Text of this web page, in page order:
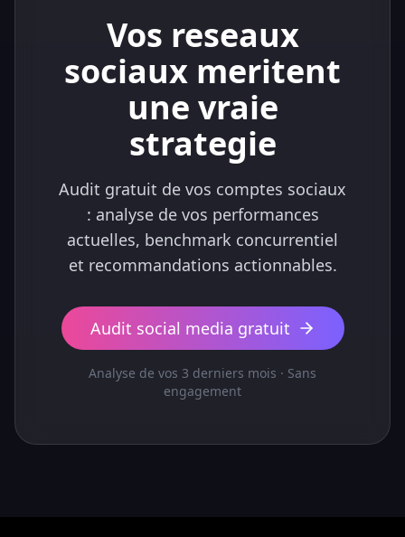
Vos reseaux
sociaux meritent
une vraie
strategie
Audit gratuit de vos comptes sociaux
: analyse de vos performances
actuelles, benchmark concurrentiel
et recommandations actionnables.
Audit social media gratuit
Analyse de vos 3 derniers mois · Sans
engagement